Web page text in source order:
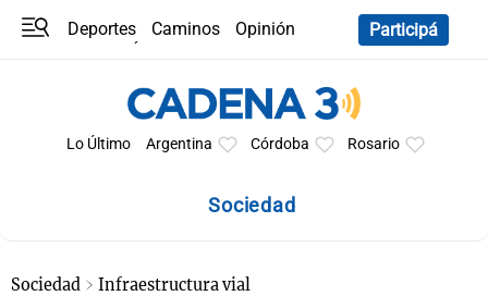
Deportes Caminos
Opinión
Participá
Lo Último Argentina Córdoba Rosario
Sociedad
Sociedad Infraestructura vial